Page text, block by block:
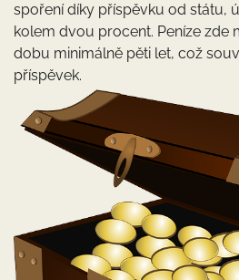
spoření díky příspěvku od státu,
kolem dvou procent. Peníze zde
dobu minimálně pěti let, což
příspěvek.